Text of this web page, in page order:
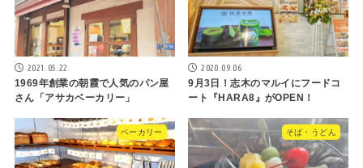
2021.05.22
1969年創業の朝霞で人気のパン屋
さん「アサカベーカリー」
2020.09.06
9月3日！志木のマルイにフードコ
ート『HARA8』がOPEN！
ベーカリー そば・うどん